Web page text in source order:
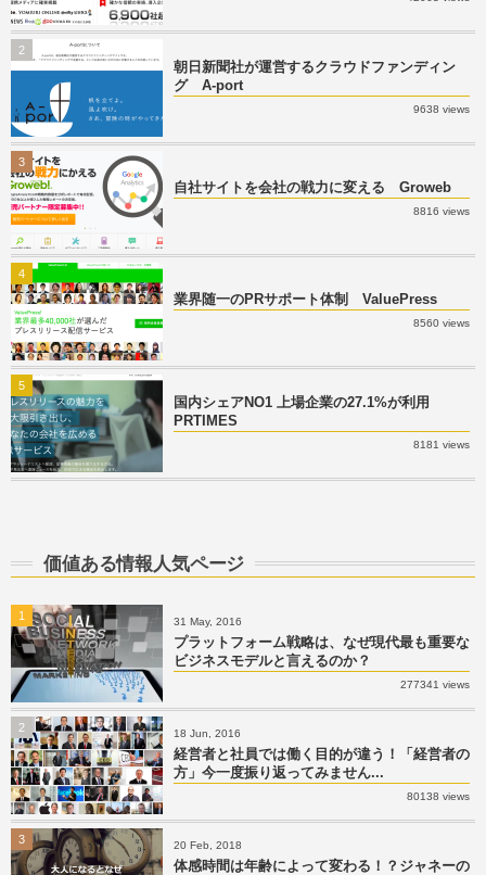
朝日新聞社が運営するクラウドファンディン
グ A-port
9638 views
2
自社サイトを会社の戦力に変える Groweb
8816 views
3
業界随一のPRサポート体制 ValuePress
8560 views
4
国内シェアNO1 上場企業の27.1%が利用
PRTIMES
8181 views
5
価値ある情報人気ページ
31 May, 2016
プラットフォーム戦略は、なぜ現代最も重要な
ビジネスモデルと言えるのか？
277341 views
1
18 Jun, 2016
経営者と社員では働く目的が違う！「経営者の
方」今一度振り返ってみません...
80138 views
2
20 Feb, 2018
体感時間は年齢によって変わる！？ジャネーの
3